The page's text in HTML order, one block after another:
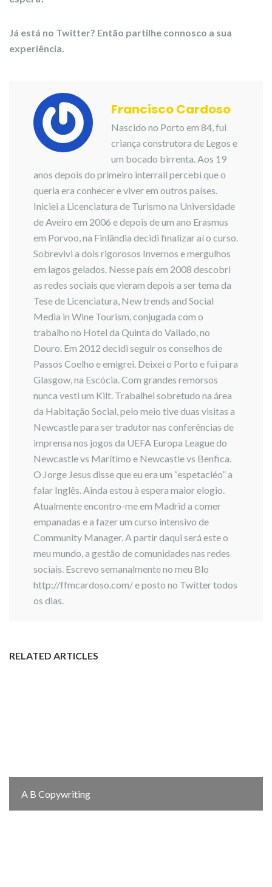
Já está no Twitter? Então partilhe connosco a sua
experiência.
Francisco Cardoso
Nascido no Porto em 84, fui
criança construtora de Legos e
um bocado birrenta. Aos 19
anos depois do primeiro interrail percebi que o
queria era conhecer e viver em outros países.
Iniciei a Licenciatura de Turismo na Universidade
de Aveiro em 2006 e depois de um ano Erasmus
em Porvoo, na Finlândia decidi finalizar aí o curso.
Sobrevivi a dois rigorosos Invernos e mergulhos
em lagos gelados. Nesse país em 2008 descobri
as redes sociais que vieram depois a ser tema da
Tese de Licenciatura, New trends and Social
Media in Wine Tourism, conjugada com o
trabalho no Hotel da Quinta do Vallado, no
Douro. Em 2012 decidi seguir os conselhos de
Passos Coelho e emigrei. Deixei o Porto e fui para
Glasgow, na Escócia. Com grandes remorsos
nunca vesti um Kilt. Trabalhei sobretudo na área
da Habitação Social, pelo meio tive duas visitas a
Newcastle para ser tradutor nas conferências de
imprensa nos jogos da UEFA Europa League do
Newcastle vs Marítimo e Newcastle vs Benfica.
O Jorge Jesus disse que eu era um “espetacléo” a
falar Inglês. Ainda estou à espera maior elogio.
Atualmente encontro-me em Madrid a comer
empanadas e a fazer um curso intensivo de
Community Manager. A partir daqui será este o
meu mundo, a gestão de comunidades nas redes
sociais. Escrevo semanalmente no meu Blo
http://ffmcardoso.com/ e posto no Twitter todos
os dias.
RELATED ARTICLES
A B Copywriting